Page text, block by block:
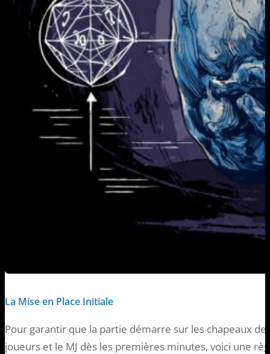
La Mise en Place Initiale
Pour garantir que la partie démarre sur les chapeaux
joueurs et le MJ dès les premières minutes, voici une